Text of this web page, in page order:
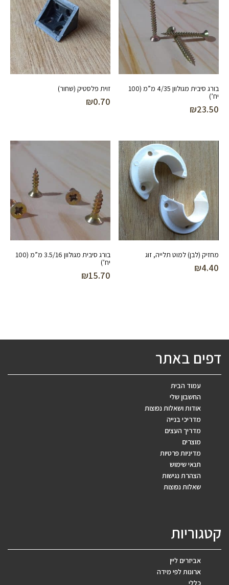
בורג סיבית מגולוון 4/35 מ”מ (100
יח’)
₪23.50
זוית פלסטיק (שחור)
₪0.70
מחזיק (לבן) למוט תלייה, זוג
₪4.40
בורג סיבית מגולוון 3.5/16 מ”מ (100
יח’)
₪15.70
דפים באתר
עמוד הבית
החשבון שלי
אודות ושאלות נפוצות
מדריכי בנייה
מדריך העצים
מוצרים
מדיניות פרטיות
תנאי שימוש
הצהרת נגישות
שאלות נפוצות
קטגוריות
אביזרים ליין
ארונות לפי מידה
כללי